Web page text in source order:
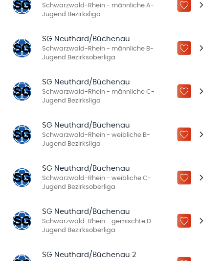
Schwarzwald-Rhein - männliche A-
Jugend Bezirksliga
ZU „MEINE
SG Neuthard/Büchenau
Schwarzwald-Rhein - männliche B-
Jugend Bezirksoberliga
ZU „MEINE
SG Neuthard/Büchenau
Schwarzwald-Rhein - männliche C-
Jugend Bezirksliga
ZU „MEINE
SG Neuthard/Büchenau
Schwarzwald-Rhein - weibliche B-
Jugend Bezirksliga
ZU „MEINE
SG Neuthard/Büchenau
Schwarzwald-Rhein - weibliche C-
Jugend Bezirksoberliga
ZU „MEINE
SG Neuthard/Büchenau
Schwarzwald-Rhein - gemischte D-
Jugend Bezirksoberliga
ZU „MEINE
SG Neuthard/Büchenau 2